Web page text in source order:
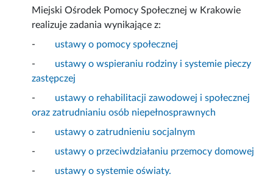
Miejski Ośrodek Pomocy Społecznej w Krakowie
realizuje zadania wynikające z:
- ustawy o pomocy społecznej
-
ustawy o wspieraniu rodziny i systemie pieczy
zastępczej
-
ustawy o rehabilitacji zawodowej i społecznej
oraz zatrudnianiu osób niepełnosprawnych
-
ustawy o zatrudnieniu socjalnym
-
ustawy o przeciwdziałaniu przemocy domowej
-
ustawy o systemie oświaty.